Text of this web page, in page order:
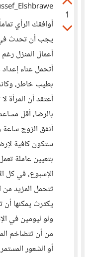
1
أوافقك الرأي
يجب أن تحدث في
أعمال المنزل
أتحمل عناء
بطيب خاطر،
أعتقد أن المرأة
بالرضا، أقل
أنفق الزوج
ستكون كافية
بتعيين عاملة
الإسبوع، في كل
تتحمل المزيد من
يكترث يمكنها أن
ولو ليومين في
من أن تتضاخم
أو الشعور